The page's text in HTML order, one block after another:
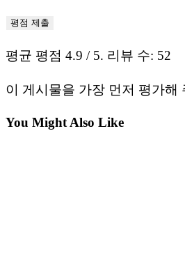
평점 제출
평균 평점 4.9 / 5. 리뷰 수: 52
이 게시물을 가장 먼저 평가해
You Might Also Like